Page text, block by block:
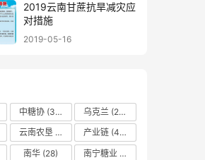
2019云南甘蔗抗旱减灾应
对措施
2019-05-16
中糖协 (37) 乌克兰 (20)
云南农垦 产业链 (42)
南华 (28) 南宁糖业